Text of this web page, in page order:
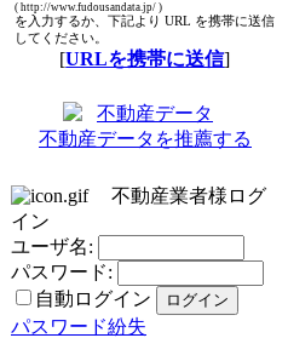
( http://www.fudousandata.jp/ )
を入力するか、下記より URL を携帯に送信
してください。
[URLを携帯に送信]
不動産データを推薦する
不動産業者様ログ
イン
ユーザ名:
パスワード:
自動ログイン
パスワード紛失